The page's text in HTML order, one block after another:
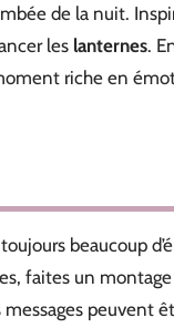
de la nuit.
les lanternes.
riche en
beaucoup
faites un
peuvent